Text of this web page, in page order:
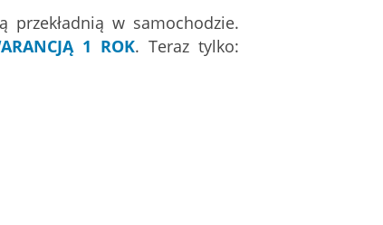
w samochodzie.
1 ROK. Teraz tylko: